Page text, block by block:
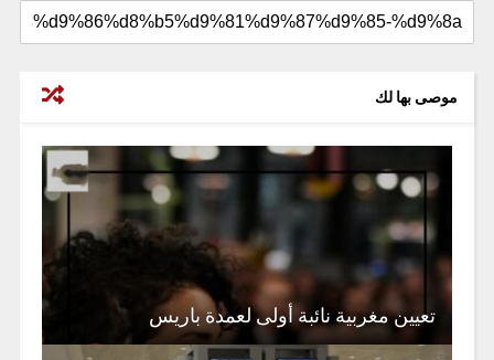
موصى بها لك
تعيين مغربية نائبة أولى لعمدة باريس